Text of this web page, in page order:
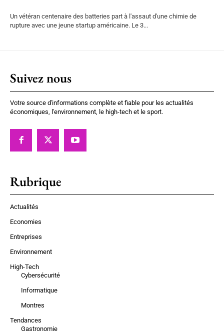
Un vétéran centenaire des batteries part à l'assaut d'une chimie de
rupture avec une jeune startup américaine. Le 3...
Suivez nous
Votre source d'informations complète et fiable pour les actualités
économiques, l'environnement, le high-tech et le sport.
Rubrique
Actualités
Economies
Entreprises
Environnement
High-Tech
Cybersécurité
Informatique
Montres
Tendances
Gastronomie